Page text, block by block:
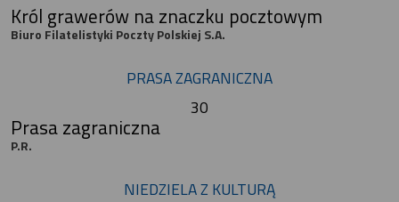
Król grawerów na znaczku pocztowym
Biuro Filatelistyki Poczty Polskiej S.A.
PRASA ZAGRANICZNA
30
Prasa zagraniczna
P.R.
NIEDZIELA Z KULTURĄ